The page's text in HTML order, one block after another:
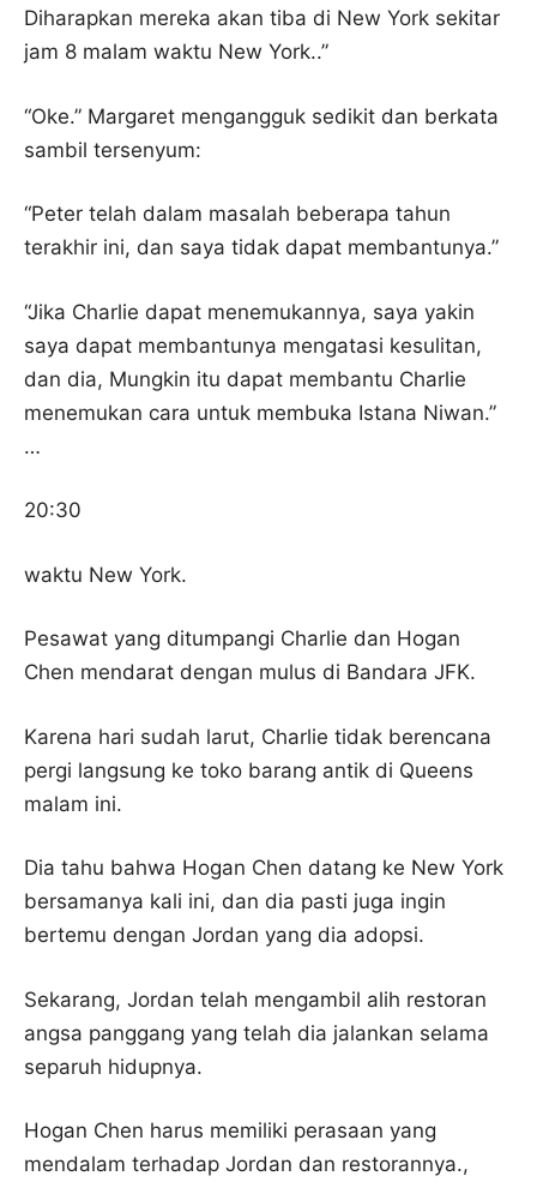
Diharapkan mereka akan tiba di New York sekitar
jam 8 malam waktu New York..”
“Oke.” Margaret mengangguk sedikit dan berkata
sambil tersenyum:
“Peter telah dalam masalah beberapa tahun
terakhir ini, dan saya tidak dapat membantunya.”
“Jika Charlie dapat menemukannya, saya yakin
saya dapat membantunya mengatasi kesulitan,
dan dia, Mungkin itu dapat membantu Charlie
menemukan cara untuk membuka Istana Niwan.”
…
20:30
waktu New York.
Pesawat yang ditumpangi Charlie dan Hogan
Chen mendarat dengan mulus di Bandara JFK.
Karena hari sudah larut, Charlie tidak berencana
pergi langsung ke toko barang antik di Queens
malam ini.
Dia tahu bahwa Hogan Chen datang ke New York
bersamanya kali ini, dan dia pasti juga ingin
bertemu dengan Jordan yang dia adopsi.
Sekarang, Jordan telah mengambil alih restoran
angsa panggang yang telah dia jalankan selama
separuh hidupnya.
Hogan Chen harus memiliki perasaan yang
mendalam terhadap Jordan dan restorannya.,